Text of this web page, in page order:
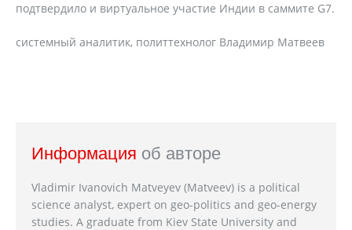
подтвердило и виртуальное участие Индии в саммите G7.
системный аналитик, политтехнолог Владимир Матвеев
Информация об авторе
Vladimir Ivanovich Matveyev (Matveev) is a political
science analyst, expert on geo-politics and geo-energy
studies. A graduate from Kiev State University and